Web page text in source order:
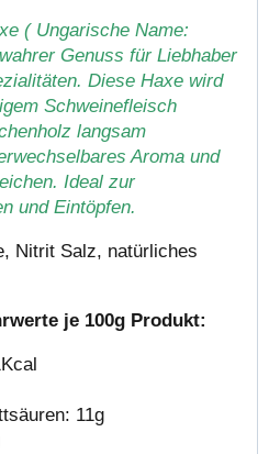
( Ungarische Name:
Genuss für Liebhaber
Diese Haxe wird
Schweinefleisch
langsam
Aroma und
Ideal zur
und Eintöpfen.
Nitrit Salz, natürliches
je 100g Produkt:
11g